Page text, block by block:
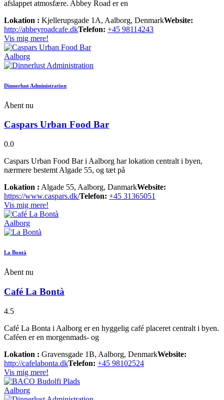
afslappet atmosfære. Abbey Road er en
Lokation : Kjellerupsgade 1A, Aalborg, DenmarkWebsite:
http://abbeyroadcafe.dkTelefon: +45 98114243
Vis mig mere!
Aalborg
Dinnerlust Administration
Åbent nu
Caspars Urban Food Bar
0.0
Caspars Urban Food Bar i Aalborg har lokation centralt i byen,
nærmere bestemt Algade 55, og tæt på
Lokation : Algade 55, Aalborg, DanmarkWebsite:
https://www.caspars.dk/Telefon: +45 31365051
Vis mig mere!
Aalborg
La Bontà
Åbent nu
Café La Bontà
4.5
Café La Bonta i Aalborg er en hyggelig café placeret centralt i byen.
Caféen er en morgenmads- og
Lokation : Gravensgade 1B, Aalborg, DenmarkWebsite:
http://cafelabonta.dkTelefon: +45 98102524
Vis mig mere!
Aalborg